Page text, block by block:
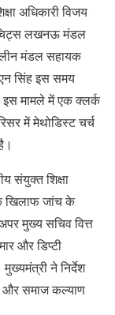
अधिकारी विजय
चिट्स लखनऊ मंडल
मंडल सहायक
सिंह इस समय
इस मामले में एक क्लर्क
में मेथोडिस्ट चर्च
संयुक्त शिक्षा
खिलाफ जांच के
मुख्य सचिव वित्त
और डिप्टी
ने निर्देश
और समाज कल्याण